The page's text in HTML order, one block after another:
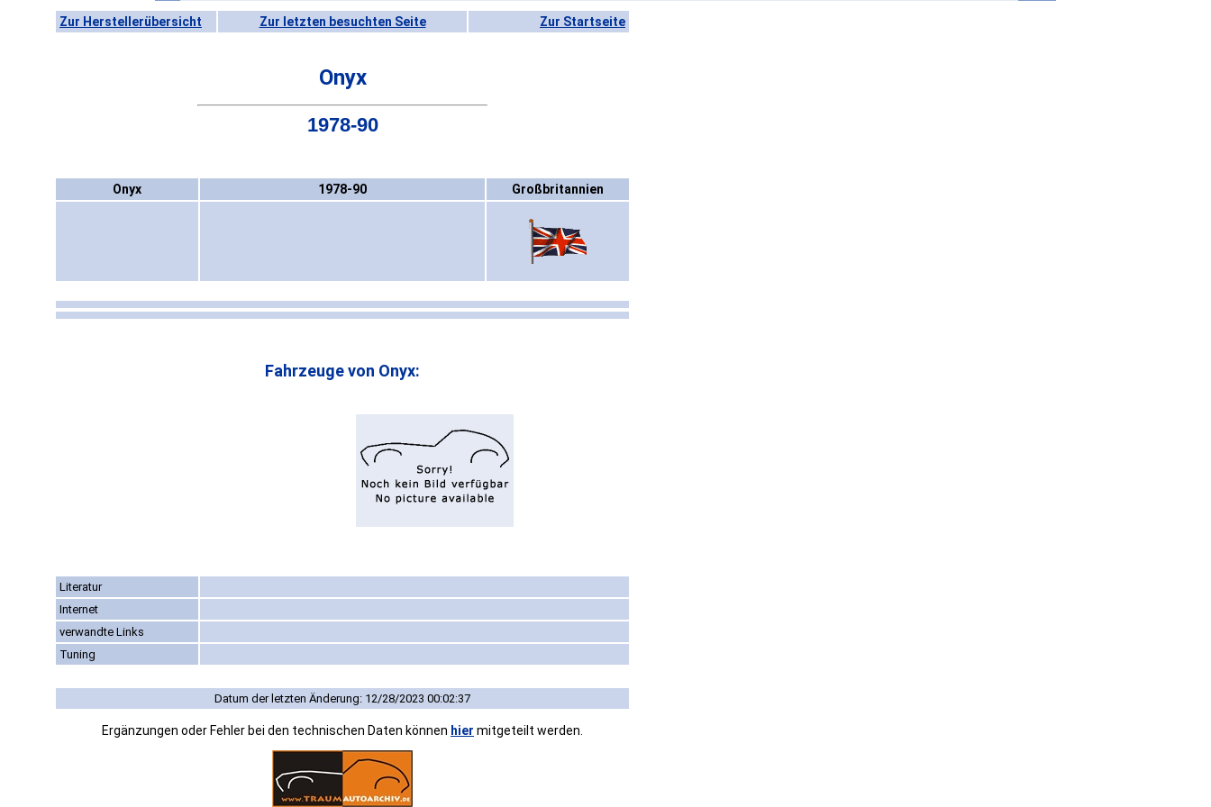
Zur Herstellerübersicht Zur letzten besuchten Seite Zur Startseite
Onyx
1978-90
Onyx 1978-90 Großbritannien
Fahrzeuge von Onyx:
Literatur
Internet
verwandte Links
Tuning
Datum der letzten Änderung: 12/28/2023 00:02:37
Ergänzungen oder Fehler bei den technischen Daten können hier mitgeteilt werden.